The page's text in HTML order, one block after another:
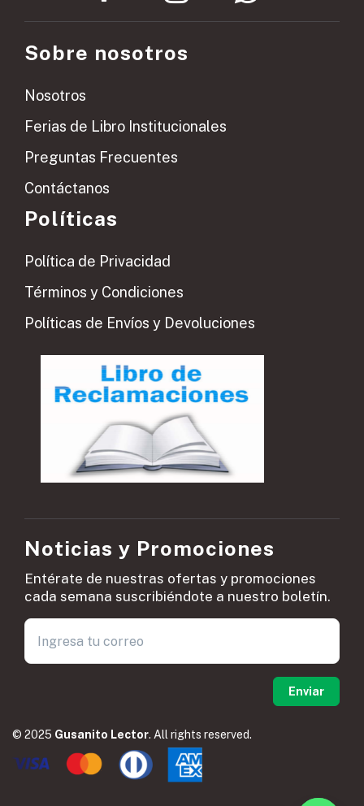
Sobre nosotros
Nosotros
Ferias de Libro Institucionales
Preguntas Frecuentes
Contáctanos
Políticas
Política de Privacidad
Términos y Condiciones
Políticas de Envíos y Devoluciones
Noticias y Promociones
Entérate de nuestras ofertas y promociones
cada semana suscribiéndote a nuestro boletín.
© 2025 Gusanito Lector. All rights reserved.